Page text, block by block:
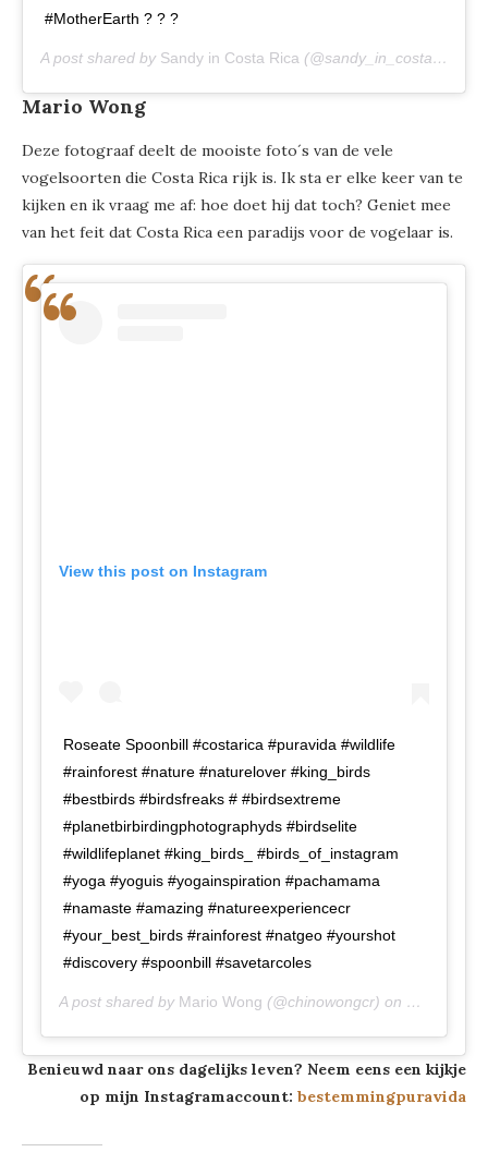
#MotherEarth ? ? ?
A post shared by Sandy in Costa Rica (@sandy_in_costarica) on
Mario Wong
Deze fotograaf deelt de mooiste foto´s van de vele
vogelsoorten die Costa Rica rijk is. Ik sta er elke keer van te
kijken en ik vraag me af: hoe doet hij dat toch? Geniet mee
van het feit dat Costa Rica een paradijs voor de vogelaar is.
View this post on Instagram
Roseate Spoonbill #costarica #puravida #wildlife
#rainforest #nature #naturelover #king_birds
#bestbirds #birdsfreaks # #birdsextreme
#planetbirbirdingphotographyds #birdselite
#wildlifeplanet #king_birds_ #birds_of_instagram
#yoga #yoguis #yogainspiration #pachamama
#namaste #amazing #natureexperiencecr
#your_best_birds #rainforest #natgeo #yourshot
#discovery #spoonbill #savetarcoles
A post shared by Mario Wong (@chinowongcr) on Dec 25,
Benieuwd naar ons dagelijks leven? Neem eens een kijkje
op mijn Instagramaccount: bestemmingpuravida